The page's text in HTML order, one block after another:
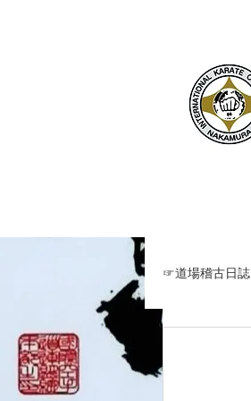
☞道場稽古日誌